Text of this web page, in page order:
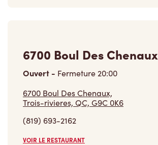
6700 Boul Des Chenaux
Ouvert - Fermeture20:00
6700 Boul Des Chenaux,
Trois-rivieres, QC, G9C 0K6
(819) 693-2162
VOIR LE RESTAURANT